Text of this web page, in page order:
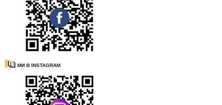
МИ В INSTAGRAM